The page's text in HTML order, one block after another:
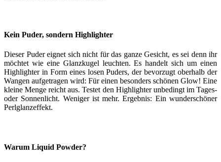
Kein Puder, sondern Highlighter
Dieser Puder eignet sich nicht für das ganze Gesicht, es sei denn ihr
möchtet wie eine Glanzkugel leuchten. Es handelt sich um einen
Highlighter in Form eines losen Puders, der bevorzugt oberhalb der
Wangen aufgetragen wird: Für einen besonders schönen Glow! Eine
kleine Menge reicht aus. Testet den Highlighter unbedingt im Tages-
oder Sonnenlicht. Weniger ist mehr. Ergebnis: Ein wunderschöner
Perlglanzeffekt.
Warum Liquid Powder?